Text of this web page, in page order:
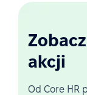
akcji
Od Core HR